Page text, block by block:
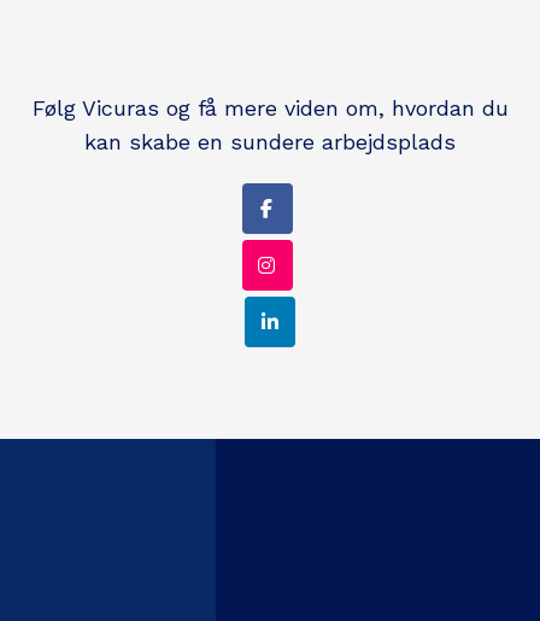
Følg Vicuras og få mere viden om, hvordan du
kan skabe en sundere arbejdsplads